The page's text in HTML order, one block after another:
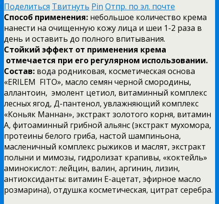
Поделиться Твитнуть Pin Отпр. по эл. почте
Способ применения: небольшое количество крема
нанести на очищенную кожу лица и шеи 1-2 раза в
день и оставить до полного впитывания.
Стойкий эффект от применения крема
отмечается при его регулярном использовании.
Состав: вода родниковая, косметическая основа
«ERILEM FITO», масло семян черной смородины,
аллантоин, эмолент цетиол, витаминный комплекс
лесных ягод, Д-пантенол, увлажняющий комплекс
«Коньяк Маннан», экстракт золотого корня, витамин
А, фитоаминный грибной альянс (экстракт мухомора,
протеины белого гриба, настой шампиньона,
масленичный комплекс рыжиков и маслят, экстракт
полыни и мимозы, гидролизат крапивы, «коктейль»
аминокислот: лейцин, валин, аргинин, лизин,
антиоксиданты: витамин Е-ацетат, эфирное масло
розмарина), отдушка косметическая, цитрат серебра.